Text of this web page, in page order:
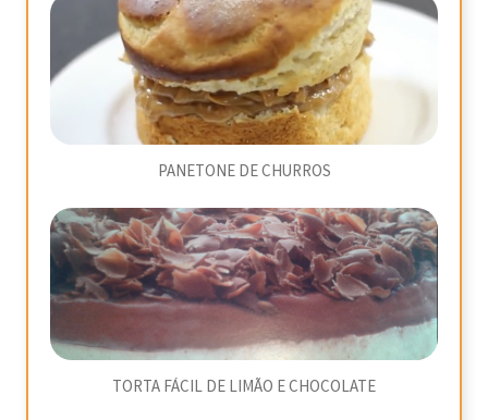
PANETONE DE CHURROS
TORTA FÁCIL DE LIMÃO E CHOCOLATE